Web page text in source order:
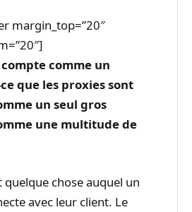
margin_top=”20″
compte comme un
que les proxies sont
un seul gros
une multitude de
quelque chose auquel un
avec leur client. Le